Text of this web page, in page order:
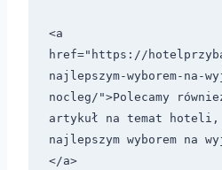
<a
href="https://
najlepszym-wyborem-na-
nocleg/">Polecamy
artykuł na temat
najlepszym wyborem na
</a>